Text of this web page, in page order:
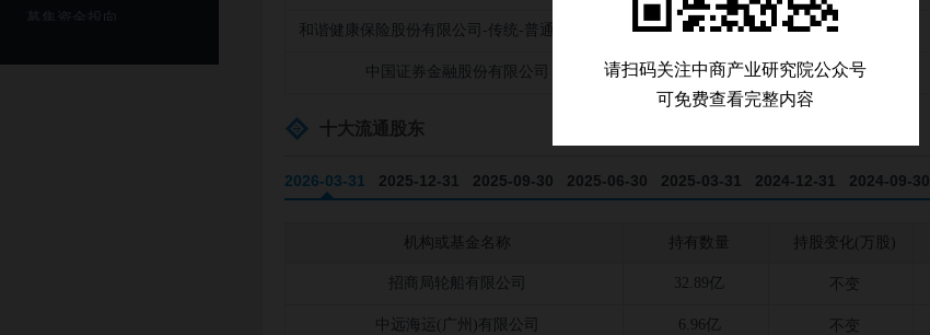
募集资金投向
和谐健康保险股份有限公司-传统-普通保险产品 11.31亿 不变
中国证券金融股份有限公司 5.24亿 退出
十大流通股东
2026-03-31 2025-12-31 2025-09-30 2025-06-30 2025-03-31 2024-12-31 2024-09-30
2020-12-31 2020-09-30
机构或基金名称 持有数量 持股变化(万股)
招商局轮船有限公司 32.89亿 不变
中远海运(广州)有限公司 6.96亿 不变
请扫码关注中商产业研究院公众号
可免费查看完整内容